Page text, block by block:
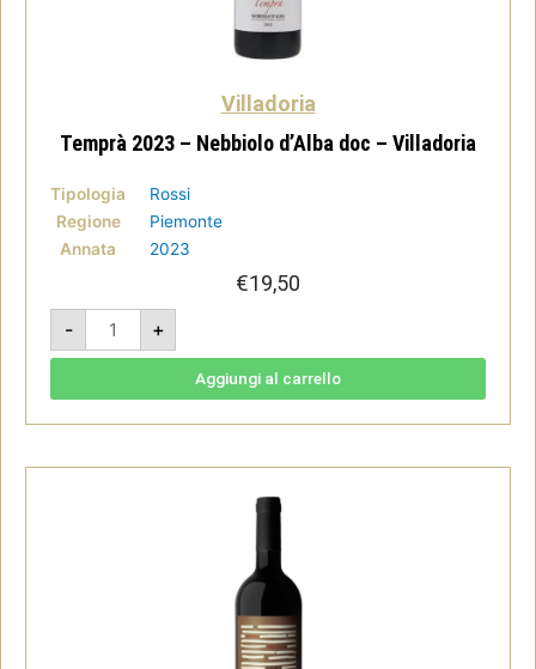
Villadoria
Temprà 2023 – Nebbiolo d’Alba doc – Villadoria
Tipologia
Rossi
Regione
Piemonte
Annata
2023
€19,50
-
Temprà
2023
-
Nebbiolo
Villadoria
+
Aggiungi al carrello